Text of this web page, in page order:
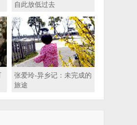
自此放低过去
张爱玲-异乡记：未完成的
旅途